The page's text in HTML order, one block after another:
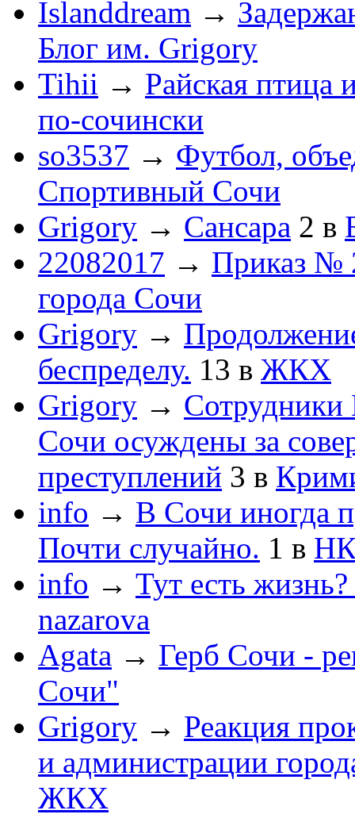
Islanddream →
Блог им. Grigory
Tihii → Райская птица
по-cочински
so3537 → Футбол,
Спортивный Сочи
Grigory → Сансара 2 в
22082017 → Приказ №
города Сочи
Grigory →
беспределу. 13 в ЖКХ
Grigory →
Сочи осуждены за
преступлений 3 в
info → В Сочи иногда
Почти случайно. 1 в
info → Тут есть
nazarova
Agata → Герб Сочи -
Сочи"
Grigory → Реакция
и администрации
ЖКХ